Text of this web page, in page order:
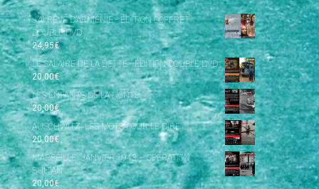
J’AI RÊVÉ D’ARMÉNIE - ÉDITION COFFRET
DOUBLE DVD
24,95€
LE SALAIRE DE LA DETTE - ÉDITION DOUBLE DVD
20,00€
LES ENFANTS DE LA HONTE
20,00€
AUSCHWITZ, LES MOTS POUR LE DIRE
20,00€
MARSEILLE, JANVIER 1943 – OPÉRATION
SULTAN
20,00€